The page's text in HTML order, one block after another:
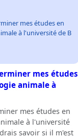
mes études en
à l'université de B
mes études
animale à
mes études en
à l'université
savoir si il m'est